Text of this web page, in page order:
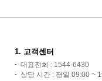
1. 고객센터
대표전화 : 1544-6430
상담 시간 : 평일 09:00 ~